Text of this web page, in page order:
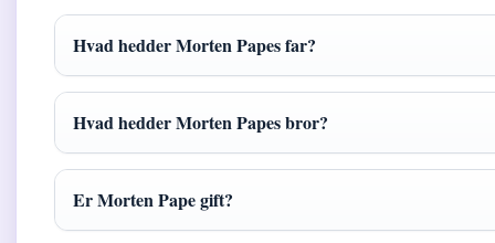
Hvad hedder Morten Papes far?
Hvad hedder Morten Papes bror?
Er Morten Pape gift?